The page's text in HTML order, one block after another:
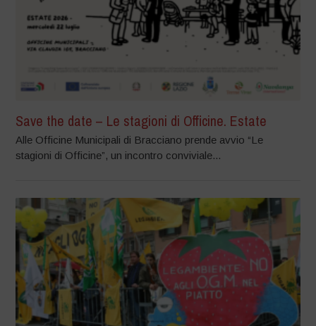
Save the date – Le stagioni di Officine. Estate
Alle Officine Municipali di Bracciano prende avvio “Le
stagioni di Officine”, un incontro conviviale...